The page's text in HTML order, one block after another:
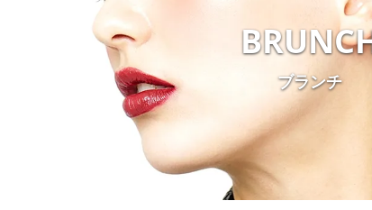
ブランチ